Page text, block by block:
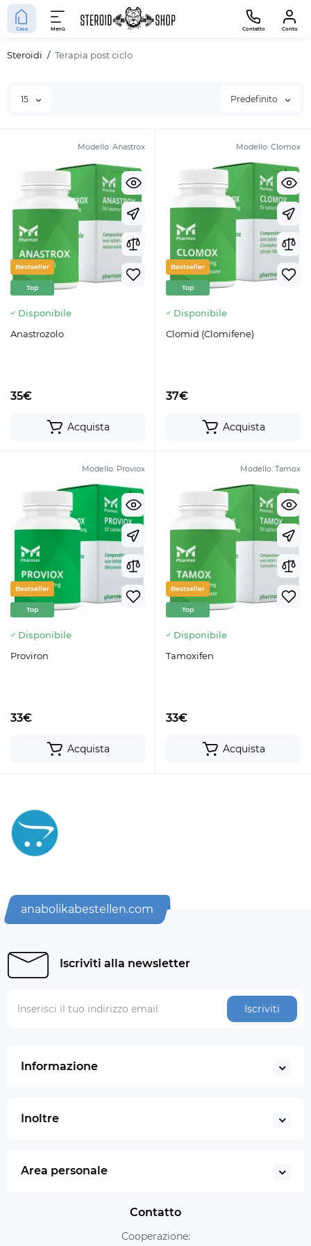
Casa Menù Contatto Conto
Steroidi Terapia post ciclo
15 Predefinito
Modello: Anastrox
Bestseller
Top
Disponibile
Anastrozolo
35€
Acquista
Modello: Clomox
Bestseller
Top
Disponibile
Clomid (Clomifene)
37€
Acquista
Modello: Proviox
Bestseller
Top
Disponibile
Proviron
33€
Acquista
Modello: Tamox
Bestseller
Top
Disponibile
Tamoxifen
33€
Acquista
anabolikabestellen.com
Iscriviti alla newsletter
Iscriviti
Informazione
Inoltre
Area personale
Contatto
Cooperazione: